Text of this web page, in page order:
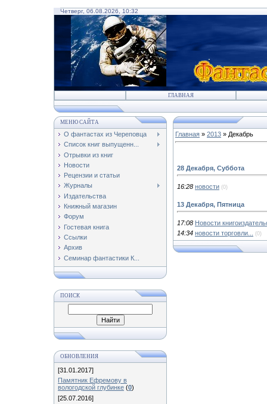
Четверг, 06.08.2026, 10:32
ГЛАВНАЯ
МЕНЮ САЙТА
О фантастах из Череповца
Список книг выпущенн...
Отрывки из книг
Новости
Рецензии и статьи
Журналы
Издательства
Книжный магазин
Форум
Гостевая книга
Ссылки
Архив
Семинар фантастики К...
ПОИСК
ОБНОВЛЕНИЯ
[31.01.2017]
Памятник Ефремову в
вологодской глубинке (0)
[25.07.2016]
Главная » 2013 » Декабрь
28 Декабря, Суббота
16:28 новости (0)
13 Декабря, Пятница
17:08 Новости
14:34 новости торговли... (0)